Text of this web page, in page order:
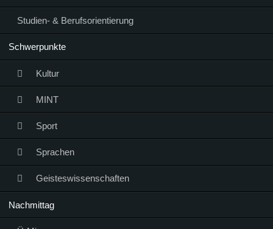
Studien- & Berufsorientierung
Schwerpunkte
Kultur
MINT
Sport
Sprachen
Geisteswissenschaften
Nachmittag